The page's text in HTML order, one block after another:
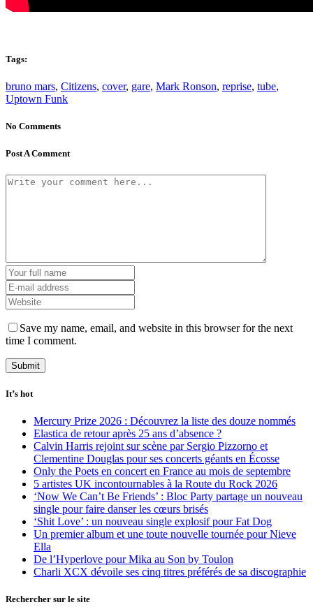
Tags:
bruno mars, Citizens, cover, gare, Mark Ronson, reprise, tube,
Uptown Funk
No Comments
Post A Comment
Save my name, email, and website in this browser for the next
time I comment.
It’s hot
Mercury Prize 2026 : Découvrez la liste des douze nommés
Elastica de retour après 25 ans d’absence ?
Calvin Harris rejoint sur scène par Sergio Pizzorno et
Clementine Douglas pour ses concerts géants en Écosse
Only the Poets en concert en France au mois de septembre
5 artistes UK incontournables à la Route du Rock 2026
‘Now We Can’t Be Friends’ : Bloc Party partage un nouveau
single pour faire danser les cœurs brisés
‘Shit Love’ : un nouveau single explosif pour Fat Dog
Un premier album et une toute nouvelle tournée pour Nieve
Ella
De l’Hyperlove pour Mika au Son by Toulon
Charli XCX dévoile ses cinq titres préférés de sa discographie
Rechercher sur le site